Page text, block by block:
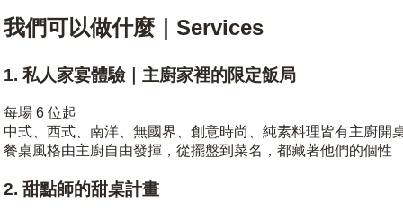
我們可以做什麼｜Services
1. 私人家宴體驗｜主廚家裡的限定飯局
每場 6 位起
中式、西式、南洋、無國界、創意時尚、純素料理皆有主廚開
餐桌風格由主廚自由發揮，從擺盤到菜名，都藏著他們的個性
2. 甜點師的甜桌計畫